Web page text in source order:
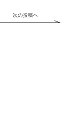
次の投稿へ